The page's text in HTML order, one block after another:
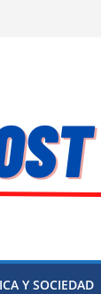
Y SOCIEDAD